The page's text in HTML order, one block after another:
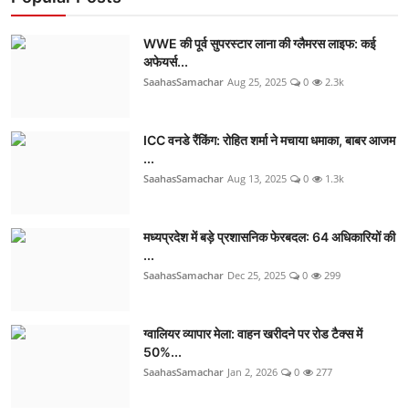
WWE की पूर्व सुपरस्टार लाना की ग्लैमरस लाइफ: कई
अफेयर्स...
SaahasSamachar Aug 25, 2025 0 2.3k
ICC वनडे रैंकिंग: रोहित शर्मा ने मचाया धमाका, बाबर आजम
...
SaahasSamachar Aug 13, 2025 0 1.3k
मध्यप्रदेश में बड़े प्रशासनिक फेरबदल: 64 अधिकारियों की
...
SaahasSamachar Dec 25, 2025 0 299
ग्वालियर व्यापार मेला: वाहन खरीदने पर रोड टैक्स में
50%...
SaahasSamachar Jan 2, 2026 0 277